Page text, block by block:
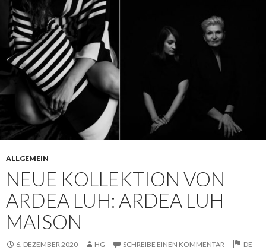
SPRINGEN
ALLGEMEIN
NEUE KOLLEKTION VON
ARDEA LUH: ARDEA LUH
MAISON
6. DEZEMBER 2020 HG SCHREIBE EINEN KOMMENTAR DE